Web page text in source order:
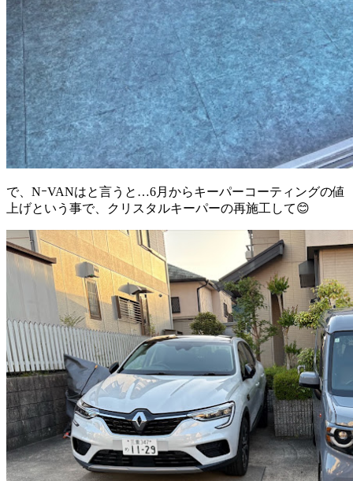
で、NｰVANはと言うと…6月からキーパーコーティングの値
上げという事で、クリスタルキーパーの再施工して😊